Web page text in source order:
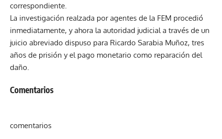
correspondiente.
La investigación realzada por agentes de la FEM procedió
inmediatamente, y ahora la autoridad judicial a través de un
juicio abreviado dispuso para Ricardo Sarabia Muñoz, tres
años de prisión y el pago monetario como reparación del
daño.
Post
Comentarios
comentarios